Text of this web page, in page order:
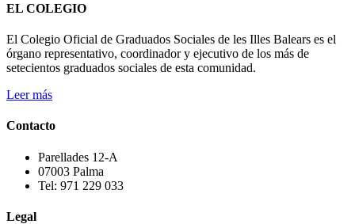
EL COLEGIO
El Colegio Oficial de Graduados Sociales de les Illes Balears es el
órgano representativo, coordinador y ejecutivo de los más de
setecientos graduados sociales de esta comunidad.
Leer más
Contacto
Parellades 12-A
07003 Palma
Tel: 971 229 033
Legal